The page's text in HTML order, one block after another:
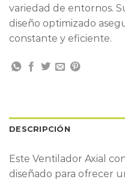
variedad de entornos.
diseño optimizado
constante y eficiente.
DESCRIPCIÓN
Este Ventilador Axial
diseñado para ofrecer